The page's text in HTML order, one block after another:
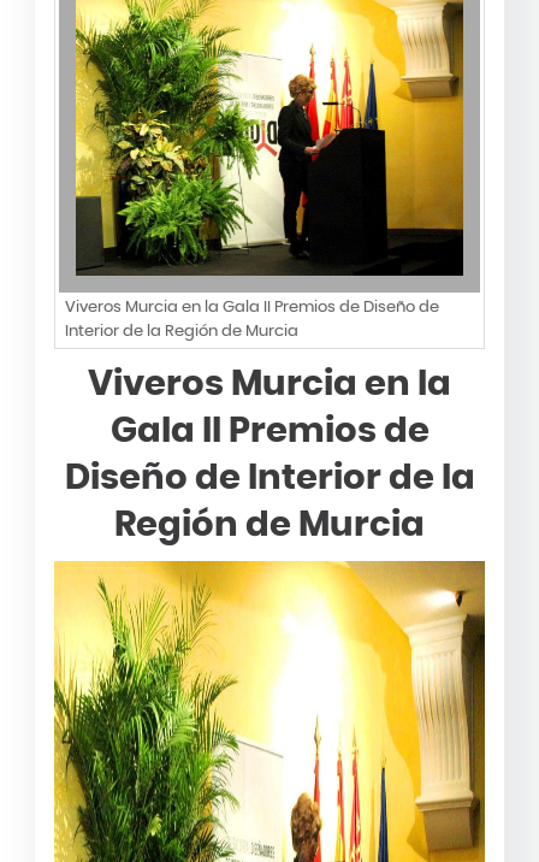
Viveros Murcia en la Gala II Premios de Diseño de
Interior de la Región de Murcia
Viveros Murcia en la
Gala II Premios de
Diseño de Interior de la
Región de Murcia